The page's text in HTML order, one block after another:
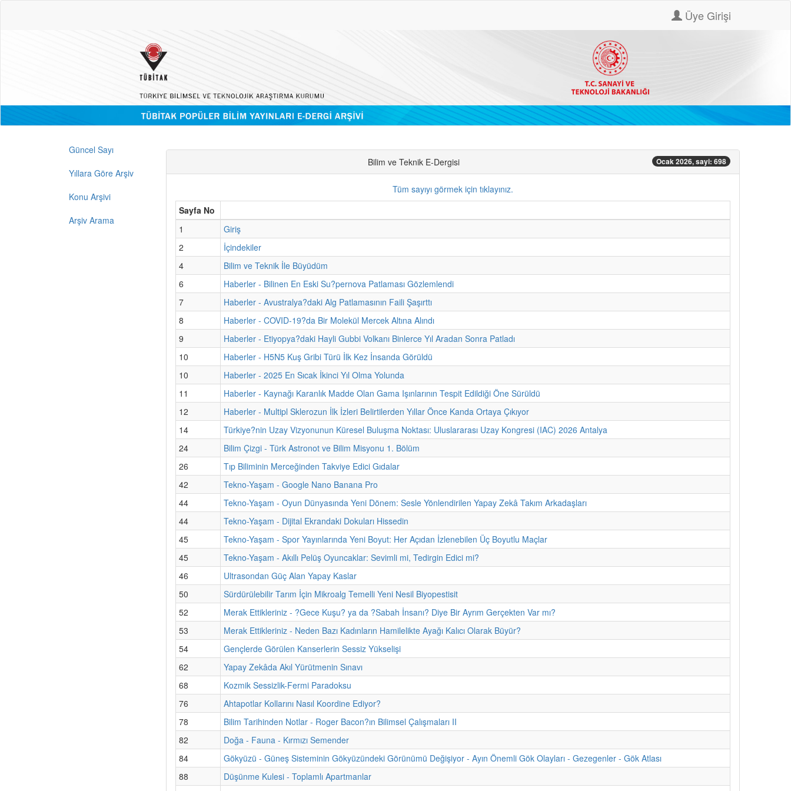
Üye Girişi
Güncel Sayı
Yıllara Göre Arşiv
Konu Arşivi
Arşiv Arama
Bilim ve Teknik E-Dergisi Ocak 2026, sayi: 698
Tüm sayıyı görmek için tıklayınız.
Sayfa No
1
Giriş
2
İçindekiler
4
Bilim ve Teknik İle Büyüdüm
6
Haberler - Bilinen En Eski Su?pernova Patlaması Gözlemlendi
7
Haberler - Avustralya?daki Alg Patlamasının Faili Şaşırttı
8
Haberler - COVID-19?da Bir Molekül Mercek Altına Alındı
9
Haberler - Etiyopya?daki Hayli Gubbi Volkanı Binlerce Yıl Aradan Sonra Patladı
10
Haberler - H5N5 Kuş Gribi Türü İlk Kez İnsanda Görüldü
10
Haberler - 2025 En Sıcak İkinci Yıl Olma Yolunda
11
Haberler - Kaynağı Karanlık Madde Olan Gama Işınlarının Tespit Edildiği Öne Sürüldü
12
Haberler - Multipl Sklerozun İlk İzleri Belirtilerden Yıllar Önce Kanda Ortaya Çıkıyor
14
Türkiye?nin Uzay Vizyonunun Küresel Buluşma Noktası: Uluslararası Uzay Kongresi (IAC) 2026 Antalya
24
Bilim Çizgi - Türk Astronot ve Bilim Misyonu 1. Bölüm
26
Tıp Biliminin Merceğinden Takviye Edici Gıdalar
42
Tekno-Yaşam - Google Nano Banana Pro
44
Tekno-Yaşam - Oyun Dünyasında Yeni Dönem: Sesle Yönlendirilen Yapay Zekâ Takım Arkadaşları
44
Tekno-Yaşam - Dijital Ekrandaki Dokuları Hissedin
45
Tekno-Yaşam - Spor Yayınlarında Yeni Boyut: Her Açıdan İzlenebilen Üç Boyutlu Maçlar
45
Tekno-Yaşam - Akıllı Pelüş Oyuncaklar: Sevimli mi, Tedirgin Edici mi?
46
Ultrasondan Güç Alan Yapay Kaslar
50
Sürdürülebilir Tarım İçin Mikroalg Temelli Yeni Nesil Biyopestisit
52
Merak Ettikleriniz - ?Gece Kuşu? ya da ?Sabah İnsanı? Diye Bir Ayrım Gerçekten Var mı?
53
Merak Ettikleriniz - Neden Bazı Kadınların Hamilelikte Ayağı Kalıcı Olarak Büyür?
54
Gençlerde Görülen Kanserlerin Sessiz Yükselişi
62
Yapay Zekâda Akıl Yürütmenin Sınavı
68
Kozmik Sessizlik-Fermi Paradoksu
76
Ahtapotlar Kollarını Nasıl Koordine Ediyor?
78
Bilim Tarihinden Notlar - Roger Bacon?ın Bilimsel Çalışmaları II
82
Doğa - Fauna - Kırmızı Semender
84
Gökyüzü - Güneş Sisteminin Gökyüzündeki Görünümü Değişiyor - Ayın Önemli Gök Olayları - Gezegenler - Gök Atlası
88
Düşünme Kulesi - Toplamlı Apartmanlar